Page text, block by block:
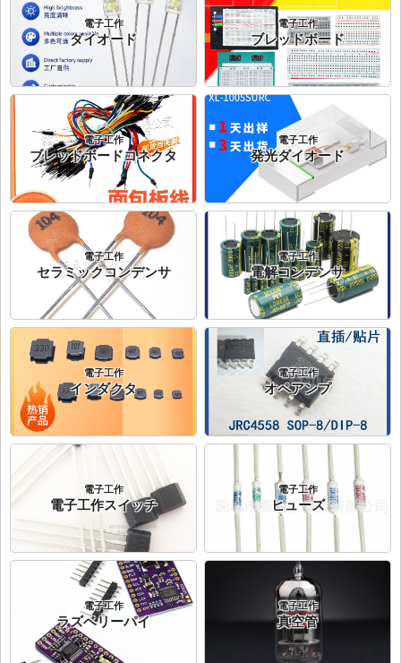
電子工作
ダイオード
電子工作
ブレッドボード
電子工作
ブレッドボードコネクタ
電子工作
発光ダイオード
電子工作
セラミックコンデンサ
電子工作
電解コンデンサ
電子工作
インダクタ
電子工作
オペアンプ
電子工作
電子工作スイッチ
電子工作
ヒューズ
電子工作
ラズベリーパイ
電子工作
真空管